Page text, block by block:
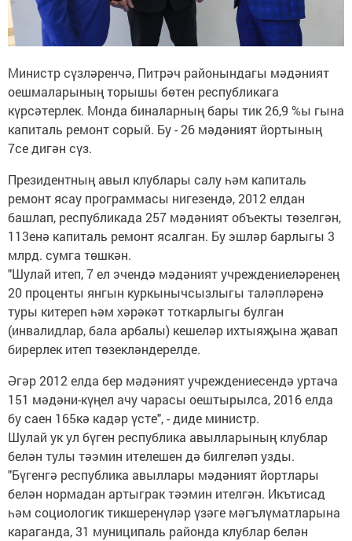
Министр сүзләренчә, Питрәч районындагы мәдәният
оешмаларының торышы бөтен республикага
күрсәтерлек. Монда биналарның бары тик 26,9 %ы гына
капиталь ремонт сорый. Бу - 26 мәдәният йортының
7се дигән сүз.
Президентның авыл клублары салу һәм капиталь
ремонт ясау программасы нигезендә, 2012 елдан
башлап, республикада 257 мәдәният объекты төзелгән,
113енә капиталь ремонт ясалган. Бу эшләр барлыгы 3
млрд. сумга төшкән.
"Шулай итеп, 7 ел эчендә мәдәният учреждениеләренең
20 проценты янгын куркынычсызлыгы таләпләренә
туры китереп һәм хәрәкәт тоткарлыгы булган
(инвалидлар, бала арбалы) кешеләр ихтыяҗына җавап
бирерлек итеп төзекләндерелде.
Әгәр 2012 елда бер мәдәният учреждениесендә уртача
151 мәдәни-күңел ачу чарасы оештырылса, 2016 елда
бу саен 165кә кадәр үсте", - диде министр.
Шулай ук ул бүген республика авылларының клублар
белән тулы тәэмин ителешен дә билгеләп узды.
"Бүгенгә республика авыллары мәдәният йортлары
белән нормадан артыграк тәэмин ителгән. Икътисад
һәм социологик тикшеренүләр үзәге мәгълүматларына
караганда, 31 муниципаль районда клублар белән